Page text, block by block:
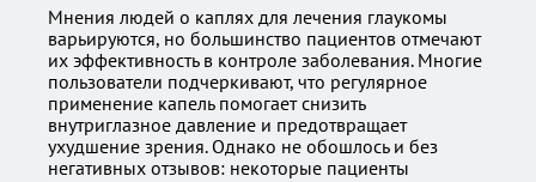
Мнения людей о каплях для лечения глаукомы
варьируются, но большинство пациентов отмечают
их эффективность в контроле заболевания. Многие
пользователи подчеркивают, что регулярное
применение капель помогает снизить
внутриглазное давление и предотвращает
ухудшение зрения. Однако не обошлось и без
негативных отзывов: некоторые пациенты